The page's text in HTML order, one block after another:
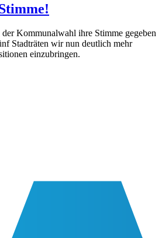
Kommunalwahl ihre Stimme gegeben
Stadträten wir nun deutlich mehr
einzubringen.